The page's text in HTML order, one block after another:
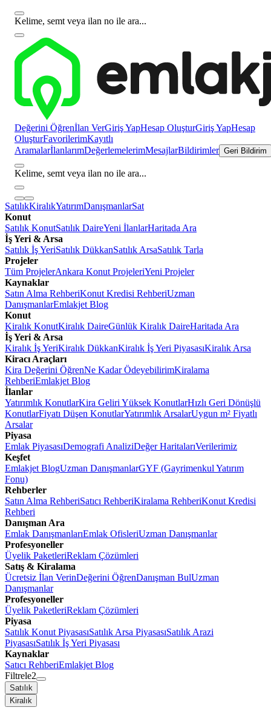
Kelime, semt veya ilan no ile ara...
Değerini Öğrenİlan VerGiriş YapHesap OluşturGiriş YapHesap
OluşturFavorilerimKayıtlı
AramalarİlanlarımDeğerlemelerimMesajlarBildirimler Geri Bildirim
Kelime, semt veya ilan no ile ara...
SatılıkKiralıkYatırımDanışmanlarSat
Konut
Satılık KonutSatılık DaireYeni İlanlarHaritada Ara
İş Yeri & Arsa
Satılık İş YeriSatılık DükkanSatılık ArsaSatılık Tarla
Projeler
Tüm ProjelerAnkara Konut ProjeleriYeni Projeler
Kaynaklar
Satın Alma RehberiKonut Kredisi RehberiUzman
DanışmanlarEmlakjet Blog
Konut
Kiralık KonutKiralık DaireGünlük Kiralık DaireHaritada Ara
İş Yeri & Arsa
Kiralık İş YeriKiralık DükkanKiralık İş Yeri PiyasasıKiralık Arsa
Kiracı Araçları
Kira Değerini ÖğrenNe Kadar ÖdeyebilirimKiralama
RehberiEmlakjet Blog
İlanlar
Yatırımlık KonutlarKira Geliri Yüksek KonutlarHızlı Geri Dönüşlü
KonutlarFiyatı Düşen KonutlarYatırımlık ArsalarUygun m² Fiyatlı
Arsalar
Piyasa
Emlak PiyasasıDemografi AnaliziDeğer HaritalarıVerilerimiz
Keşfet
Emlakjet BlogUzman DanışmanlarGYF (Gayrimenkul Yatırım
Fonu)
Rehberler
Satın Alma RehberiSatıcı RehberiKiralama RehberiKonut Kredisi
Rehberi
Danışman Ara
Emlak DanışmanlarıEmlak OfisleriUzman Danışmanlar
Profesyoneller
Üyelik PaketleriReklam Çözümleri
Satış & Kiralama
Ücretsiz İlan VerinDeğerini ÖğrenDanışman BulUzman
Danışmanlar
Profesyoneller
Üyelik PaketleriReklam Çözümleri
Piyasa
Satılık Konut PiyasasıSatılık Arsa PiyasasıSatılık Arazi
PiyasasıSatılık İş Yeri Piyasası
Kaynaklar
Satıcı RehberiEmlakjet Blog
Filtrele2
Satılık
Kiralık